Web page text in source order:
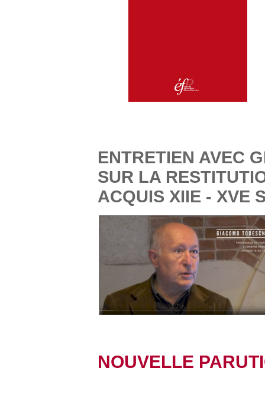
ENTRETIEN AVEC
SUR LA
ACQUIS XIIE - XVE
NOUVELLE